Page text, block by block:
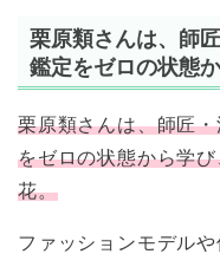
栗原類さんは、師
鑑定をゼロの状態
栗原類さんは、師匠
をゼロの状態から学
花。
ファッションモデル